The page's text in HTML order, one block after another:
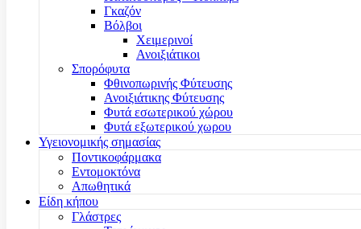
Γκαζόν
Βόλβοι
Χειμερινοί
Ανοιξιάτικοι
Σπορόφυτα
Φθινοπωρινής Φύτευσης
Ανοιξιάτικης Φύτευσης
Φυτά εσωτερικού χώρου
Φυτά εξωτερικού χωρου
Υγειονομικής σημασίας
Ποντικοφάρμακα
Εντομοκτόνα
Απωθητικά
Είδη κήπου
Γλάστρες